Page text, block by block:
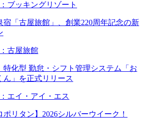
ブッキングリゾート
宿「古屋旅館」、創業220周年記念の新
古屋旅館
特化型 勤怠・シフト管理システム「お
ん」を正式リリース
エイ・アイ・エス
ポリタン】2026シルバーウイーク！